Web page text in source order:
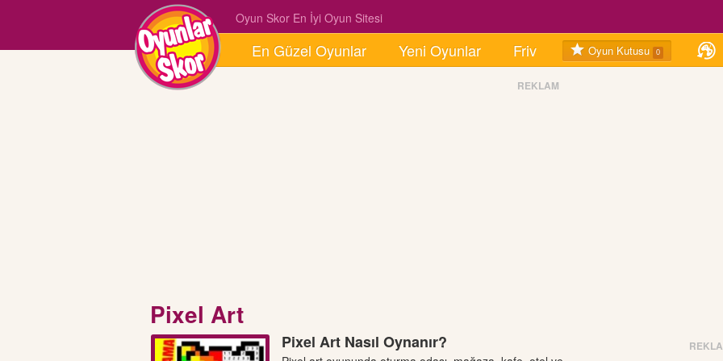
En Güzel Oyunlar Yeni Oyunlar Friv Oyun Kutusu 0
Oyun Skor En İyi Oyun Sitesi
REKLAM
Pixel Art
Pixel Art Nasıl Oynanır?